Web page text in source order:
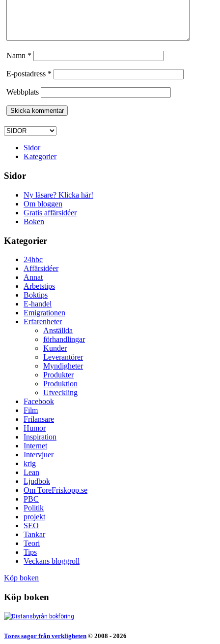
Namn *
E-postadress *
Webbplats
Sidor
Kategorier
Sidor
Ny läsare? Klicka här!
Om bloggen
Gratis affärsidéer
Boken
Kategorier
24hbc
Affärsidéer
Annat
Arbetstips
Boktips
E-handel
Emigrationen
Erfarenheter
Anställda
förhandlingar
Kunder
Leverantörer
Myndigheter
Produkter
Produktion
Utveckling
Facebook
Film
Frilansare
Humor
Inspiration
Internet
Intervjuer
krig
Lean
Ljudbok
Om ToreFriskopp.se
PBC
Politik
projekt
SEO
Tankar
Teori
Tips
Veckans bloggroll
Köp boken
Köp boken
Tores sagor från verkligheten © 2008 - 2026